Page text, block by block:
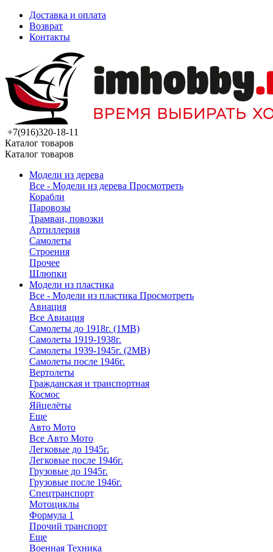
Доставка и оплата
Возврат
Контакты
+7(916)320-18-11
Каталог товаров
Каталог товаров
Модели из дерева
Все - Модели из дерева Просмотреть
Корабли
Паровозы
Трамваи, повозки
Артиллерия
Самолеты
Строения
Прочее
Шлюпки
Модели из пластика
Все - Модели из пластика Просмотреть
Авиация
Все Авиация
Самолеты до 1918г. (1МВ)
Самолеты 1919-1938г.
Самолеты 1939-1945г. (2МВ)
Самолеты после 1946г.
Вертолеты
Гражданская и транспортная
Космос
Яйцелёты
Еще
Авто Мото
Все Авто Мото
Легковые до 1945г.
Легковые после 1946г.
Грузовые до 1945г.
Грузовые после 1946г.
Спецтранспорт
Мотоциклы
Формула 1
Прочий транспорт
Еще
Военная Техника